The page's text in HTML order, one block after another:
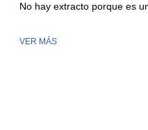
No hay extracto porque es
VER MÁS